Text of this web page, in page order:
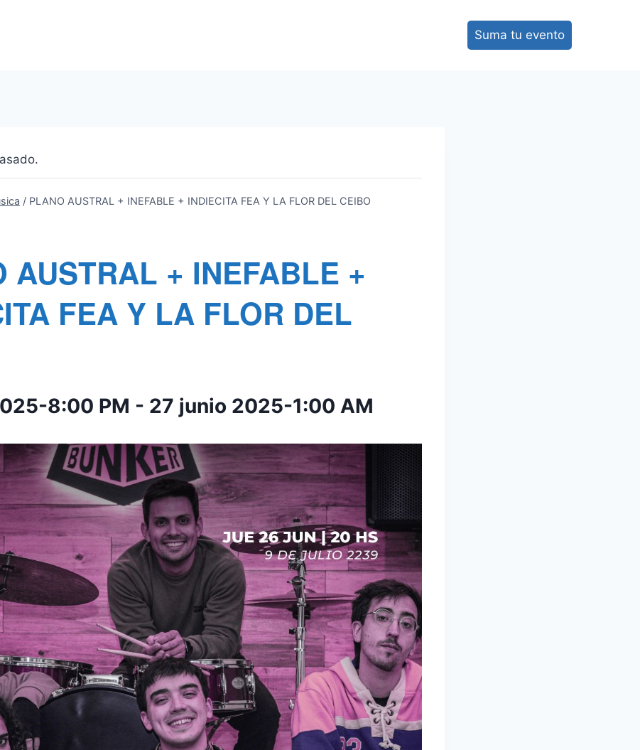
Suma tu evento
/ PLANO AUSTRAL + INEFABLE + INDIECITA FEA Y LA FLOR DEL CEIBO
AUSTRAL + INEFABLE +
FEA Y LA FLOR DEL
8:00 PM - 27 junio 2025-1:00 AM